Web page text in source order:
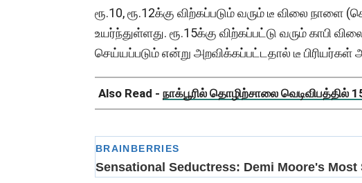
ரூ.10, ரூ.12க்கு விற்கப்படும் வரும் டீ விலை நாளை
உயர்ந்துள்ளது. ரூ.15க்கு விற்கப்பட்டு வரும் காபி
செய்யப்படும் என்று அறவிக்கப்பட்டதால் டீ பிரியர்கள்
Also Read - நாக்பூரில் தொழிற்சாலை வெடிவிபத்தில்